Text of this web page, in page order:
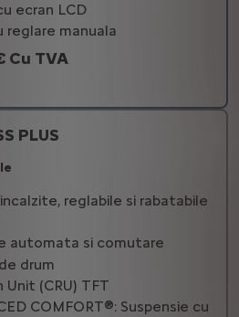
ecran LCD
manuala
Cu TVA
PLUS
reglabile si rabatabile
automata si comutare
drum
(CRU) TFT
COMFORT®: Suspensie cu